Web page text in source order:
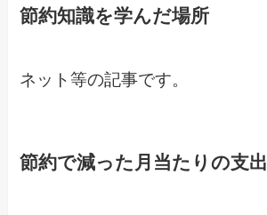
節約知識を学んだ場所
ネット等の記事です。
節約で減った月当たりの支出